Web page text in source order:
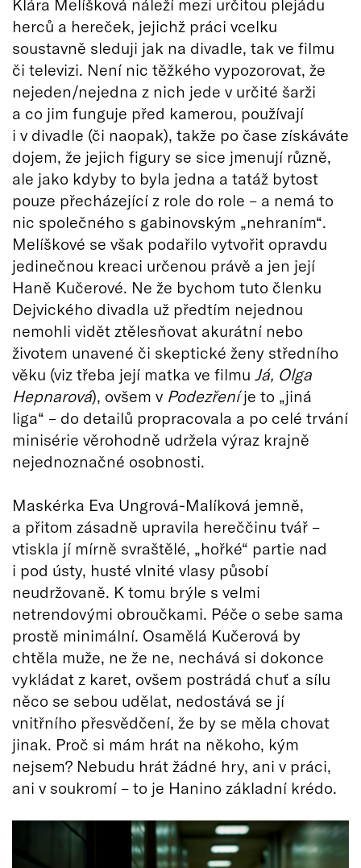
herců a hereček, jejichž práci vcelku
soustavně sleduji jak na divadle, tak ve filmu
či televizi. Není nic těžkého vypozorovat, že
nejeden/nejedna z nich jede v určité šarži
a co jim funguje před kamerou, používají
i v divadle (či naopak), takže po čase získáváte
dojem, že jejich figury se sice jmenují různě,
ale jako kdyby to byla jedna a tatáž bytost
pouze přecházející z role do role – a nemá to
nic společného s gabinovským „nehraním“.
Melíškové se však podařilo vytvořit opravdu
jedinečnou kreaci určenou právě a jen její
Haně Kučerové. Ne že bychom tuto členku
Dejvického divadla už předtím nejednou
nemohli vidět ztělesňovat akurátní nebo
životem unavené či skeptické ženy středního
věku (viz třeba její matka ve filmu Já, Olga
Hepnarová), ovšem v Podezřeníje to „jiná
liga“ – do detailů propracovala a po celé trvání
minisérie věrohodně udržela výraz krajně
nejednoznačné osobnosti.
Maskérka Eva Ungrová-Malíková jemně,
a přitom zásadně upravila hereččinu tvář –
vtiskla jí mírně svraštělé, „hořké“ partie nad
i pod ústy, husté vlnité vlasy působí
neudržovaně. K tomu brýle s velmi
netrendovými obroučkami. Péče o sebe sama
prostě minimální. Osamělá Kučerová by
chtěla muže, ne že ne, nechává si dokonce
vykládat z karet, ovšem postrádá chuť a sílu
něco se sebou udělat, nedostává se jí
vnitřního přesvědčení, že by se měla chovat
jinak. Proč si mám hrát na někoho, kým
nejsem? Nebudu hrát žádné hry, ani v práci,
ani v soukromí – to je Hanino základní krédo.